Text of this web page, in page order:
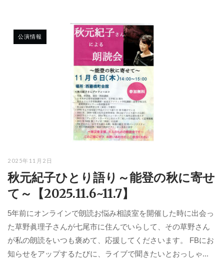
公演情報
2025年11月2日
秋元紀子ひとり語り～能登の秋に寄せ
て～【2025.11.6~11.7】
5年前にオンラインで朗読お悩み相談室を開催した時に出会っ
た草野眞理子さんが七尾市に住んでいらして、その草野さん
が私の朗読をいつも褒めて、応援してくださいます。 FBにお
知らせをアップするたびに、ライブで聞きたいとおっしゃ...